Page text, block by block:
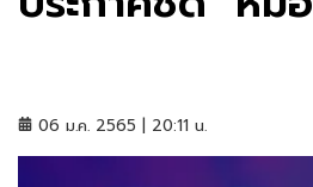
06 ม.ค. 2565 | 20:11 น.